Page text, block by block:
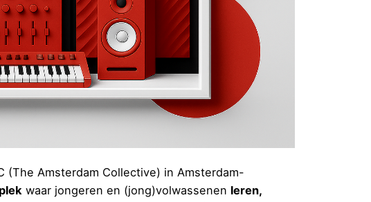
(The Amsterdam Collective) in Amsterdam-
waar jongeren en (jong)volwassenen leren,